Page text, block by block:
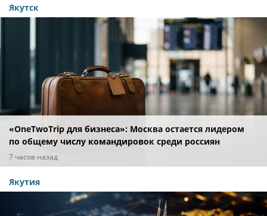
Якутск
«OneTwoTrip для бизнеса»: Москва остается лидером
по общему числу командировок среди россиян
7 часов назад
Якутия